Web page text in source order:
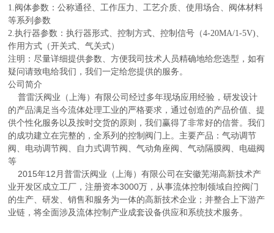
1.阀体参数：公称通径、工作压力、工艺介质、使用场合、阀体材料
等系列参数
2.执行器参数：执行器形式、控制方式、控制信号（4-20MA/1-5V)、
作用方式（开关式、气关式）
注明：尽量详细提供参数、方便我司技术人员精确地给您选型，如有
疑问请致电给我们，我们一定给您提供的服务。
公司简介
普雷沃阀业（上海）有限公司经过多年现场应用经验，研发设计
的产品满足当今流体处理工业的严格要求，通过创造的产品价值、提
供个性化服务以及按时交货的原则，我们赢得了非常好的信誉。我们
的成功建立在完整的，全系列的控制阀门上。主要产品：气动调节
阀、电动调节阀、自力式调节阀、气动角座阀、气动隔膜阀、电磁阀
等
2015年12月普雷沃阀业（上海）有限公司在安徽芜湖高新技术产
业开发区成立工厂，注册资本3000万，从事流体控制领域自控阀门
的生产、研发、销售和服务为一体的高新技术企业；并整合上下游产
业链，将全面涉及流体控制产业成套设备供应和系统技术服务。